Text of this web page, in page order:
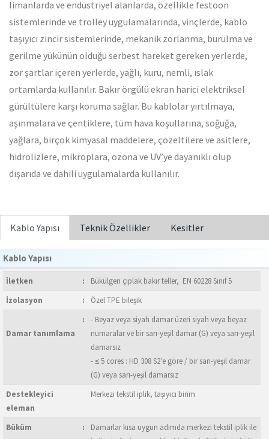
limanlarda ve endüstriyel alanlarda, özellikle festoon
sistemlerinde ve trolley uygulamalarında, vinçlerde, kablo
taşıyıcı zincir sistemlerinde, mekanik zorlanma, burulma ve
gerilme yükünün olduğu serbest hareket gereken yerlerde,
zor şartlar içeren yerlerde, yağlı, kuru, nemli, ıslak
ortamlarda kullanılır. Bakır örgülü ekran harici elektriksel
gürültülere karşı koruma sağlar. Bu kablolar yırtılmaya,
aşınmalara ve çentiklere, tüm hava koşullarına, soğuğa,
yağlara, birçok kimyasal maddelere, çözeltilere ve asitlere,
hidrolizlere, mikroplara, ozona ve UV’ye dayanıklı olup
dışarıda ve dahili uygulamalarda kullanılır.
Kablo Yapısı Teknik Özellikler Kesitler
Kablo Yapısı
İletken :
Bükülgen çıplak bakır teller, EN 60228 Sınıf 5
İzolasyon
: Özel TPE bileşik
Damar tanımlama
:
- Beyaz veya siyah damar üzeri siyah veya beyaz
numaralar ve bir sarı-yeşil damar (G) veya sarı-yeşil
damarsız
- ≤ 5 cores : HD 308 S2’e göre / bir sarı-yeşil damar
(G) veya sarı-yeşil damarsız
Destekleyici
eleman
Merkezi tekstil iplik, taşıyıcı birim
Büküm :
Damarlar kısa uygun adımda merkezi tekstil iplik ile